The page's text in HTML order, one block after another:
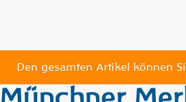
Den gesamten Artikel können